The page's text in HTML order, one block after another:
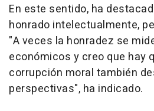
En este sentido, ha
honrado intelectualmente,
"A veces la honradez se
económicos y creo que hay
corrupción moral también
perspectivas", ha indicado.